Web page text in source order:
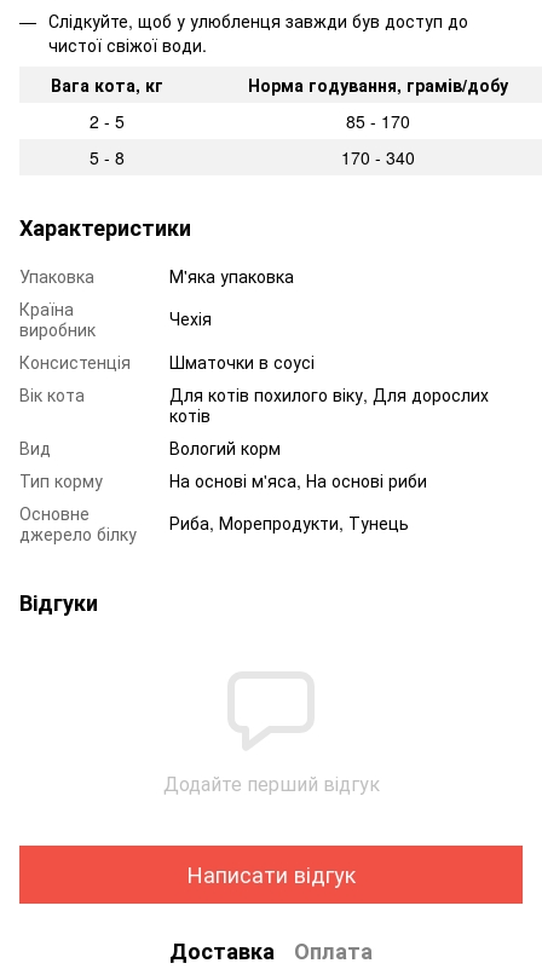
Слідкуйте, щоб у улюбленця завжди був доступ до
чистої свіжої води.
Вага кота, кг
Норма годування, грамів/добу
2 - 5
85 - 170
5 - 8
170 - 340
Характеристики
Упаковка
М'яка упаковка
Країна
виробник
Чехія
Консистенція
Шматочки в соусі
Вік кота
Для котів похилого віку, Для дорослих
котів
Вид
Вологий корм
Тип корму
На основі м'яса, На основі риби
Основне
джерело білку
Риба, Морепродукти, Тунець
Відгуки
Додайте перший відгук
Написати відгук
Доставка Оплата